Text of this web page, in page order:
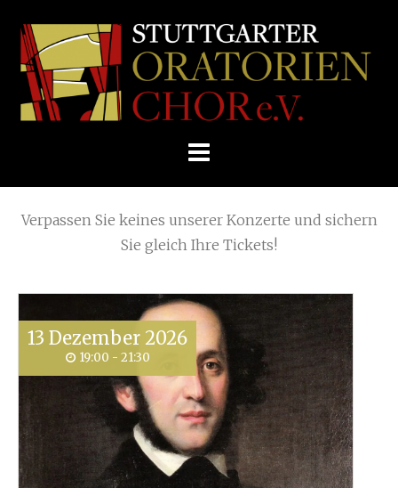
Skip
E.V.
Home Veranstaltung
Verpassen Sie keines unserer Konzerte und sichern
Sie gleich Ihre Tickets!
13 Dezember 2026
19:00 - 21:30